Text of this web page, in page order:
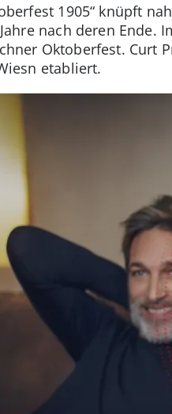
1905“ knüpft
nach deren Ende.
Oktoberfest. Curt
etabliert.